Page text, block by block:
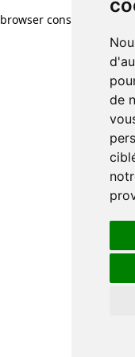
de
browser console for